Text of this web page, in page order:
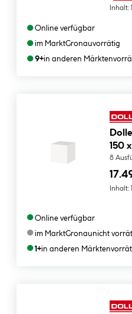
Inhalt:
●Online verfügbar
●im MarktGronauvorrätig
●9+in anderen Märkten
150
8
Inhalt:
●Online verfügbar
●im MarktGronaunicht
●1+in anderen Märkten